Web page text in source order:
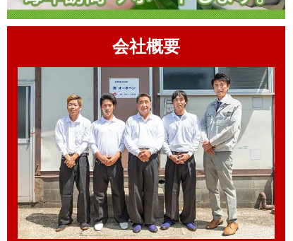
会社概要